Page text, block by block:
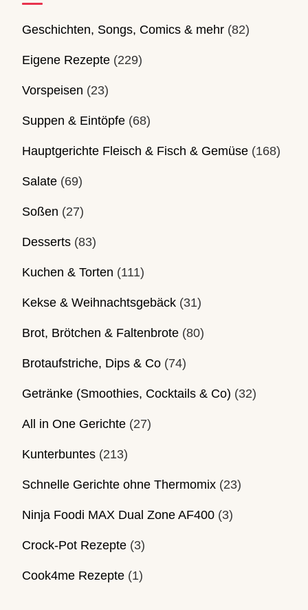
Geschichten, Songs, Comics & mehr (82)
Eigene Rezepte (229)
Vorspeisen (23)
Suppen & Eintöpfe (68)
Hauptgerichte Fleisch & Fisch & Gemüse (168)
Salate (69)
Soßen (27)
Desserts (83)
Kuchen & Torten (111)
Kekse & Weihnachtsgebäck (31)
Brot, Brötchen & Faltenbrote (80)
Brotaufstriche, Dips & Co (74)
Getränke (Smoothies, Cocktails & Co) (32)
All in One Gerichte (27)
Kunterbuntes (213)
Schnelle Gerichte ohne Thermomix (23)
Ninja Foodi MAX Dual Zone AF400 (3)
Crock-Pot Rezepte (3)
Cook4me Rezepte (1)